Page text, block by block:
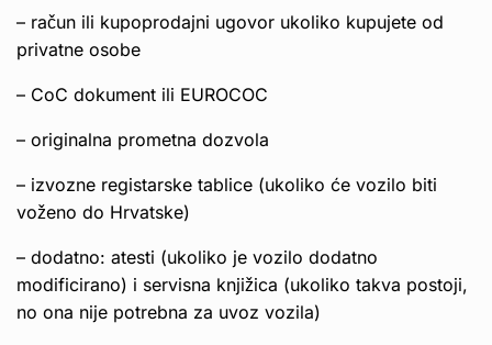
– račun ili kupoprodajni ugovor ukoliko kupujete od
privatne osobe
– CoC dokument ili EUROCOC
– originalna prometna dozvola
– izvozne registarske tablice (ukoliko će vozilo biti
voženo do Hrvatske)
– dodatno: atesti (ukoliko je vozilo dodatno
modificirano) i servisna knjižica (ukoliko takva postoji,
no ona nije potrebna za uvoz vozila)